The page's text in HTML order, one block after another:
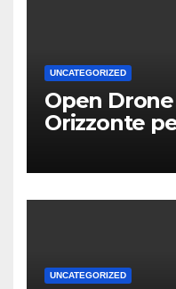
UNCATEGORIZED
Open
Orizzonte
UNCATEGORIZED